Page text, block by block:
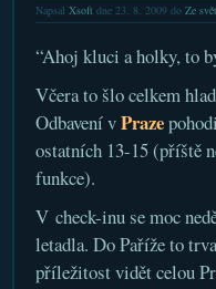
Napsal Xsoftdne 23. 8. 2009 do Ze
“Ahoj kluci a holky, to
Včera to šlo celkem
Odbavení vPraze
ostatních 13-15 (příště
funkce).
V check-inu se moc
letadla. Do Paříže to
příležitost vidět celou